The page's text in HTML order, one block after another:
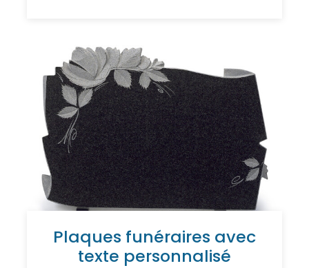
Plaques funéraires avec
texte personnalisé